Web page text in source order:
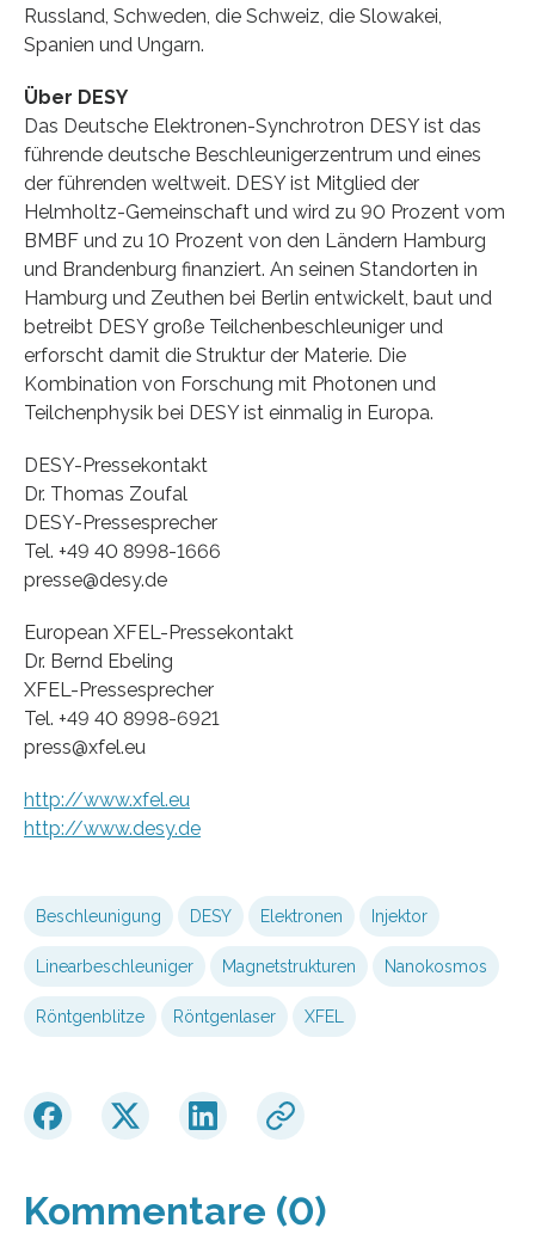
Russland, Schweden, die Schweiz, die Slowakei,
Spanien und Ungarn.
Über DESY
Das Deutsche Elektronen-Synchrotron DESY ist das
führende deutsche Beschleunigerzentrum und eines
der führenden weltweit. DESY ist Mitglied der
Helmholtz-Gemeinschaft und wird zu 90 Prozent vom
BMBF und zu 10 Prozent von den Ländern Hamburg
und Brandenburg finanziert. An seinen Standorten in
Hamburg und Zeuthen bei Berlin entwickelt, baut und
betreibt DESY große Teilchenbeschleuniger und
erforscht damit die Struktur der Materie. Die
Kombination von Forschung mit Photonen und
Teilchenphysik bei DESY ist einmalig in Europa.
DESY-Pressekontakt
Dr. Thomas Zoufal
DESY-Pressesprecher
Tel. +49 40 8998-1666
presse@desy.de
European XFEL-Pressekontakt
Dr. Bernd Ebeling
XFEL-Pressesprecher
Tel. +49 40 8998-6921
press@xfel.eu
http://www.xfel.eu
http://www.desy.de
Beschleunigung DESY Elektronen Injektor
Linearbeschleuniger Magnetstrukturen Nanokosmos
Röntgenblitze Röntgenlaser XFEL
Kommentare (0)